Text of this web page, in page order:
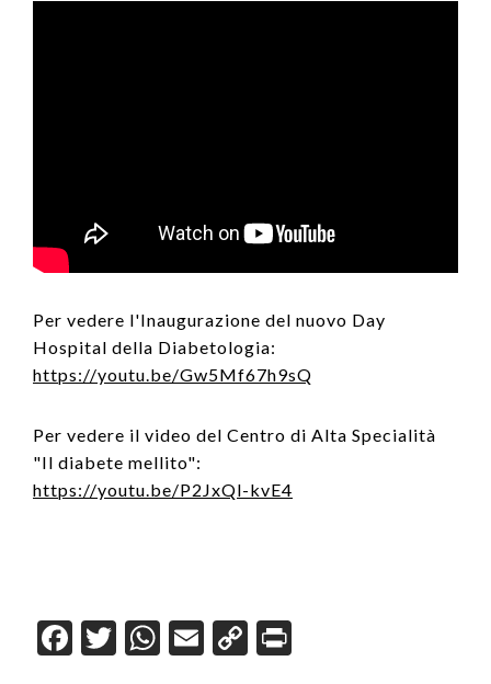
Per vedere l'Inaugurazione del nuovo Day
Hospital della Diabetologia:
https://youtu.be/Gw5Mf67h9sQ
Per vedere il video del Centro di Alta Specialità
"Il diabete mellito":
https://youtu.be/P2JxQl-kvE4
F
a
T
wi
W
h
E
m
C
o